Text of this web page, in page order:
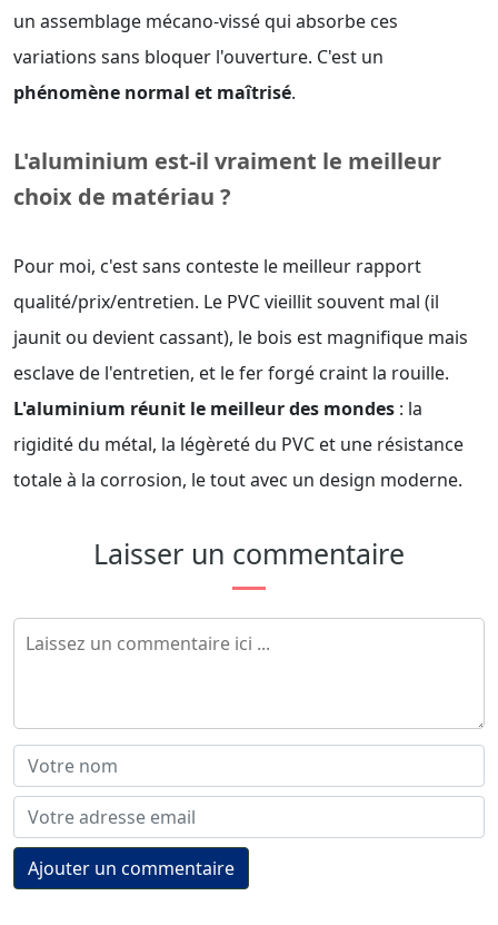
un assemblage mécano-vissé qui absorbe ces
variations sans bloquer l'ouverture. C'est un
phénomène normal et maîtrisé.
L'aluminium est-il vraiment le meilleur
choix de matériau ?
Pour moi, c'est sans conteste le meilleur rapport
qualité/prix/entretien. Le PVC vieillit souvent mal (il
jaunit ou devient cassant), le bois est magnifique mais
esclave de l'entretien, et le fer forgé craint la rouille.
L'aluminium réunit le meilleur des mondes : la
rigidité du métal, la légèreté du PVC et une résistance
totale à la corrosion, le tout avec un design moderne.
Laisser un commentaire
Ajouter un commentaire